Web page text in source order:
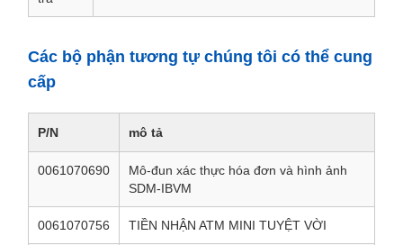
Các bộ phận tương tự chúng tôi có thể cung
cấp
P/N mô tả
0061070690
Mô-đun xác thực hóa đơn và hình ảnh
SDM-IBVM
0061070756 TIỀN NHẬN ATM MINI TUYỆT VỜI